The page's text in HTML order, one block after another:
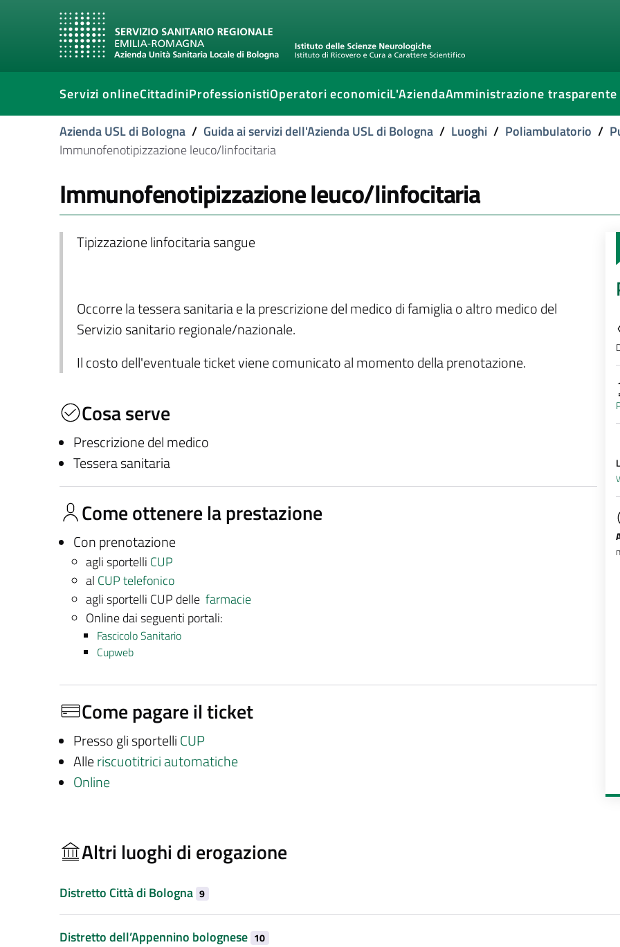
Servizi onlineCittadiniProfessionistiOperatori economiciL'AziendaAmministrazione trasparente
Azienda USL di Bologna / Guida ai servizi dell'Azienda USL di Bologna / Luoghi / Poliambulatorio /
Immunofenotipizzazione leuco/linfocitaria
Immunofenotipizzazione leuco/linfocitaria
Tipizzazione linfocitaria sangue
Occorre la tessera sanitaria e la prescrizione del medico di famiglia o altro medico del
Servizio sanitario regionale/nazionale.
Il costo dell'eventuale ticket viene comunicato al momento della prenotazione.
Cosa serve
Prescrizione del medico
Tessera sanitaria
Come ottenere la prestazione
Con prenotazione
agli sportelli CUP
al CUP telefonico
agli sportelli CUP delle farmacie
Online dai seguenti portali:
Fascicolo Sanitario
Cupweb
Come pagare il ticket
Presso gli sportelli CUP
Alleriscuotitrici automatiche
Online
Altri luoghi di erogazione
Distretto Città di Bologna 9
Distretto dell’Appennino bolognese 10